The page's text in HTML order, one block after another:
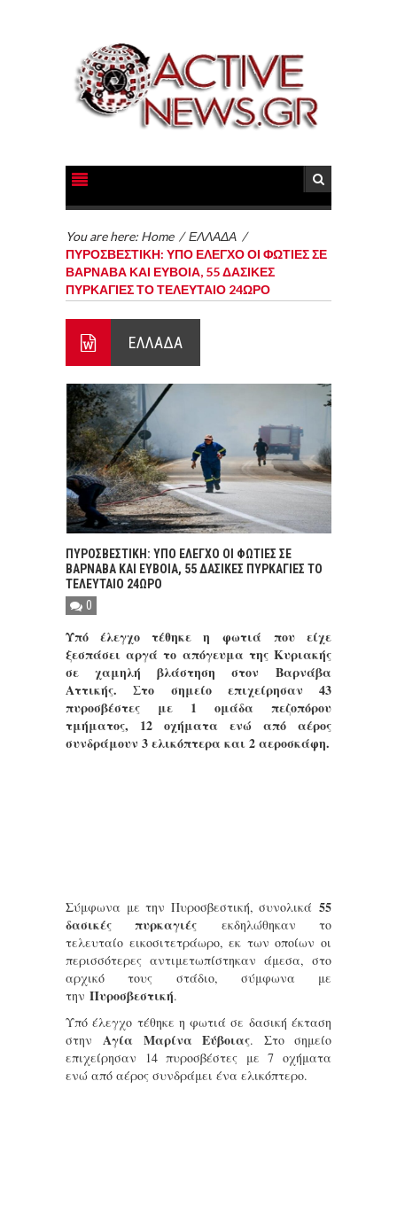
You are here: Home /ΕΛΛΑΔΑ /
ΠΥΡΟΣΒΕΣΤΙΚΗ: ΥΠΟ ΕΛΕΓΧΟ ΟΙ ΦΩΤΙΕΣ ΣΕ
ΒΑΡΝΑΒΑ ΚΑΙ ΕΥΒΟΙΑ, 55 ΔΑΣΙΚΕΣ
ΠΥΡΚΑΓΙΕΣ ΤΟ ΤΕΛΕΥΤΑΙΟ 24ΩΡΟ
ΕΛΛΑΔΑ
ΠΥΡΟΣΒΕΣΤΙΚΗ: ΥΠΟ ΕΛΕΓΧΟ ΟΙ ΦΩΤΙΕΣ ΣΕ
ΒΑΡΝΑΒΑ ΚΑΙ ΕΥΒΟΙΑ, 55 ΔΑΣΙΚΕΣ ΠΥΡΚΑΓΙΕΣ ΤΟ
ΤΕΛΕΥΤΑΙΟ 24ΩΡΟ
0
Υπό έλεγχο τέθηκε η φωτιά που είχε
ξεσπάσει αργά το απόγευμα της Κυριακής
σε χαμηλή βλάστηση στον Βαρνάβα
Αττικής. Στο σημείο επιχείρησαν 43
πυροσβέστες με 1 ομάδα πεζοπόρου
τμήματος, 12 οχήματα ενώ από αέρος
συνδράμουν 3 ελικόπτερα και 2 αεροσκάφη.
Σύμφωνα με την Πυροσβεστική, συνολικά 55
δασικές πυρκαγιές εκδηλώθηκαν το
τελευταίο εικοσιτετράωρο, εκ των οποίων οι
περισσότερες αντιμετωπίστηκαν άμεσα, στο
αρχικό τους στάδιο, σύμφωνα με
την Πυροσβεστική.
Υπό έλεγχο τέθηκε η φωτιά σε δασική έκταση
στην Αγία Μαρίνα Εύβοιας. Στο σημείο
επιχείρησαν 14 πυροσβέστες με 7 οχήματα
ενώ από αέρος συνδράμει ένα ελικόπτερο.